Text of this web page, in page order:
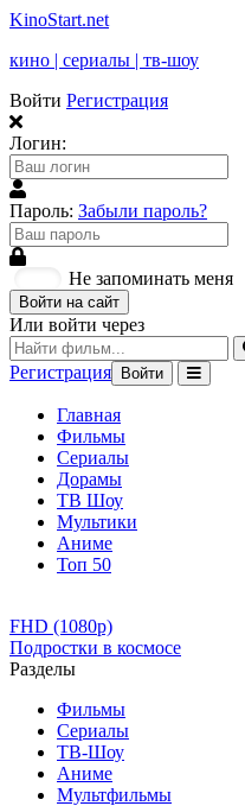
KinoStart.net
кино | сериалы | тв-шоу
Войти Регистрация
Логин:
Пароль: Забыли пароль?
Не запоминать меня
Войти на сайт
Или войти через
Регистрация Войти
Главная
Фильмы
Сериалы
Дорамы
ТВ Шоу
Мультики
Аниме
Топ 50
FHD (1080p)
Подростки в космосе
Разделы
Фильмы
Сериалы
ТВ-Шоу
Аниме
Мультфильмы